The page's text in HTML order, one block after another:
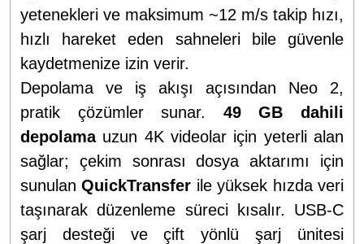
yetenekleri ve maksimum ~12 m/s takip hızı,
hızlı hareket eden sahneleri bile güvenle
kaydetmenize izin verir.
Depolama ve iş akışı açısından Neo 2,
pratik çözümler sunar. 49 GB dahili
depolamauzun 4K videolar için yeterli alan
sağlar; çekim sonrası dosya aktarımı için
sunulanQuickTransfer ile yüksek hızda veri
taşınarak düzenleme süreci kısalır. USB-C
şarj desteği ve çift yönlü şarj ünitesi